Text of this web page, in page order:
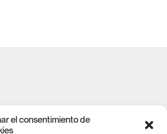
el consentimiento de